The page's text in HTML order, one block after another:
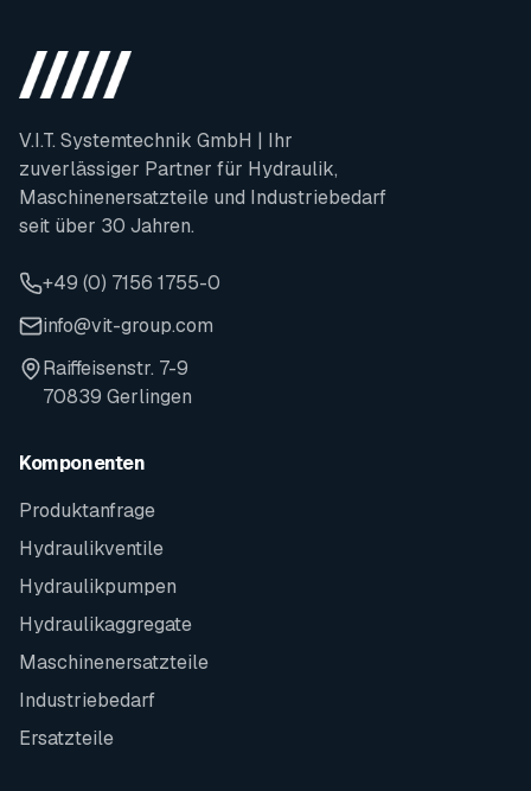
V.I.T. Systemtechnik GmbH | Ihr
zuverlässiger Partner für Hydraulik,
Maschinenersatzteile und Industriebedarf
seit über 30 Jahren.
+49 (0) 7156 1755-0
info@vit-group.com
Raiffeisenstr. 7-9
70839 Gerlingen
Komponenten
Produktanfrage
Hydraulikventile
Hydraulikpumpen
Hydraulikaggregate
Maschinenersatzteile
Industriebedarf
Ersatzteile